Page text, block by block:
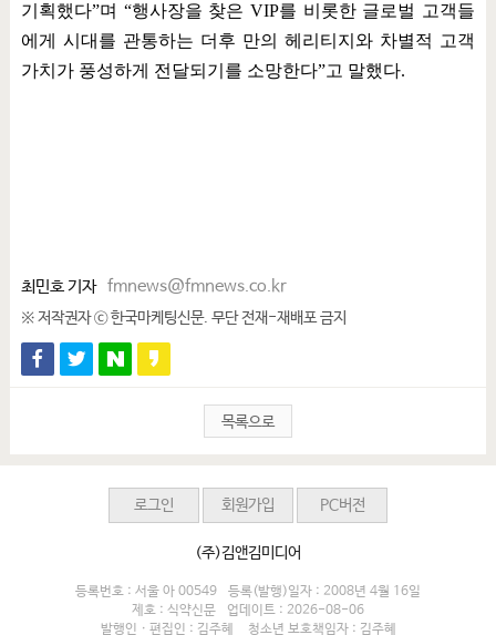
기획했다”며 “행사장을 찾은 VIP를 비롯한 글로벌 고객들
에게 시대를 관통하는 더후 만의 헤리티지와 차별적 고객
가치가 풍성하게 전달되기를 소망한다”고 말했다.
최민호 기자 fmnews@fmnews.co.kr
※ 저작권자 ⓒ 한국마케팅신문. 무단 전재-재배포 금지
목록으로
로그인 회원가입 PC버전
(주)김앤김미디어
등록번호 : 서울 아 00549
등록(발행)일자 : 2008년 4월 16일
제호 : 식약신문
업데이트 : 2026-08-06
발행인 · 편집인 : 김주혜
청소년 보호책임자 : 김주혜